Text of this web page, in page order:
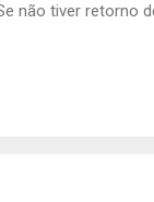
não tiver retorno
te avisar
WhatsApp 🔗 Leia